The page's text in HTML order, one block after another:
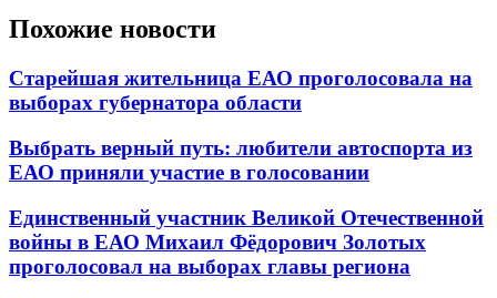
Похожие новости
Старейшая жительница ЕАО проголосовала на
выборах губернатора области
Выбрать верный путь: любители автоспорта из
ЕАО приняли участие в голосовании
Единственный участник Великой Отечественной
войны в ЕАО Михаил Фёдорович Золотых
проголосовал на выборах главы региона